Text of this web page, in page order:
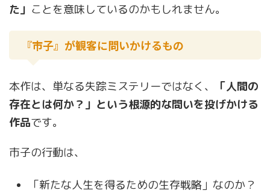
た」 ことを意味しているのかもしれません。
『市子』が観客に問いかけるもの
本作は、単なる失踪ミステリーではなく、
「人間の
存在とは何か？」という根源的な問いを投げかける
作品です。
市子の行動は、
「新たな人生を得るための生存戦略」なのか？